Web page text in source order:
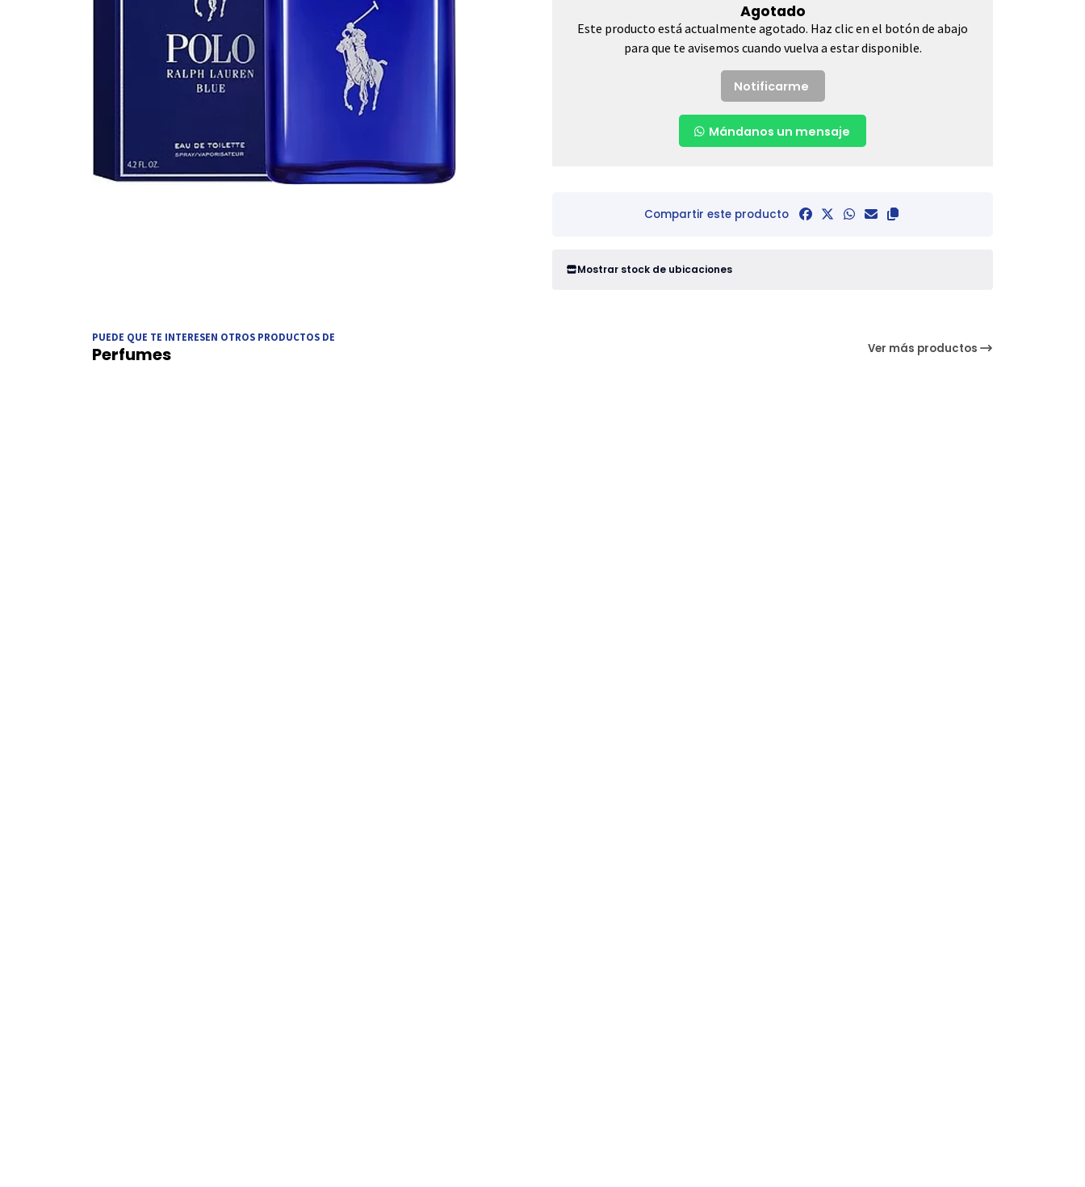
Agotado
Este producto está actualmente agotado. Haz clic en el botón de abajo
para que te avisemos cuando vuelva a estar disponible.
Notificarme
Mándanos un mensaje
Compartir este producto
Mostrar stock de ubicaciones
PUEDE QUE TE INTERESEN OTROS PRODUCTOS DE
Perfumes Ver más productos